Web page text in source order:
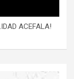
ACEFALA!